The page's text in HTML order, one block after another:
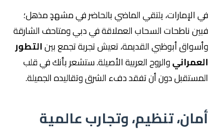
في الإمارات، يلتقي الماضي بالحاضر في مشهدٍ مذهل؛
فبين ناطحات السحاب العملاقة في دبي ومتاحف الشارقة
وأسواق أبوظبي القديمة، تعيش تجربة تجمع بينالتطور
العمرانيوالروح العربية الأصيلة. ستشعر بأنك في قلب
المستقبل دون أن تفقد دفء الشرق وتقاليده الجميلة.
أمان، تنظيم، وتجارب عالمية